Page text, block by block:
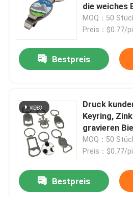
die weiches
Geschenk
MOQ：50
Preis：$0.77/
Bestpreis
Druck
Keyring,
gravieren
MOQ：50
Preis：$0.77/
Bestpreis